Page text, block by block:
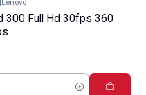
|Lenovo
300 Full Hd 30fps 360